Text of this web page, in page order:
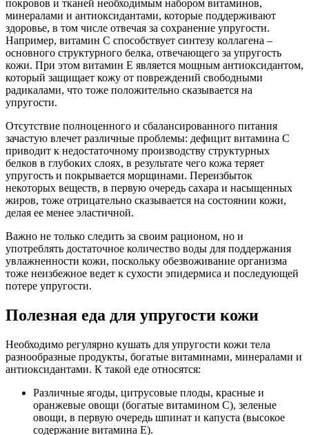
покровов и тканей необходимым набором витаминов,
минералами и антиоксидантами, которые поддерживают
здоровье, в том числе отвечая за сохранение упругости.
Например, витамин С способствует синтезу коллагена –
основного структурного белка, отвечающего за упругость
кожи. При этом витамин Е является мощным антиоксидантом,
который защищает кожу от повреждений свободными
радикалами, что тоже положительно сказывается на
упругости.
Отсутствие полноценного и сбалансированного питания
зачастую влечет различные проблемы: дефицит витамина C
приводит к недостаточному производству структурных
белков в глубоких слоях, в результате чего кожа теряет
упругость и покрывается морщинами. Переизбыток
некоторых веществ, в первую очередь сахара и насыщенных
жиров, тоже отрицательно сказывается на состоянии кожи,
делая ее менее эластичной.
Важно не только следить за своим рационом, но и
употреблять достаточное количество воды для поддержания
увлажненности кожи, поскольку обезвоживание организма
тоже неизбежное ведет к сухости эпидермиса и последующей
потере упругости.
Полезная еда для упругости кожи
Необходимо регулярно кушать для упругости кожи тела
разнообразные продукты, богатые витаминами, минералами и
антиоксидантами. К такой еде относятся:
Различные ягоды, цитрусовые плоды, красные и
оранжевые овощи (богатые витамином C), зеленые
овощи, в первую очередь шпинат и капуста (высокое
содержание витамина E).